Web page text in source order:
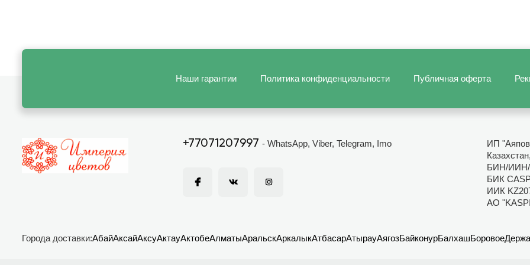
Наши гарантии Политика конфиденциальности Публичная оферта
+77071207997 - WhatsApp, Viber, Telegram, Imo
ИП
Казахстан,
БИН/ИИН/
БИК
ИИК
АО
Города доставки:АбайАксайАксуАктауАктобеАлматыАральскАркалыкАтбасарАтырауАягозБайконурБалхашБоровое